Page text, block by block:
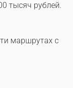
тысяч рублей.
маршрутах с